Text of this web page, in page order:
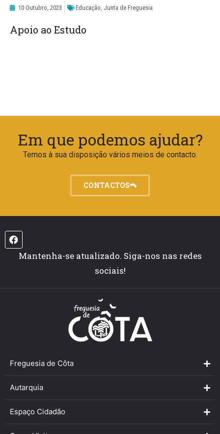
10 Outubro, 2023 Educação, Junta de Freguesia
Apoio ao Estudo
Em que podemos ajudar?
Temos à sua disposição vários meios de contacto.
CONTACTOS
Mantenha-se atualizado. Siga-nos nas redes
sociais!
Freguesia de Côta
Autarquia
Espaço Cidadão